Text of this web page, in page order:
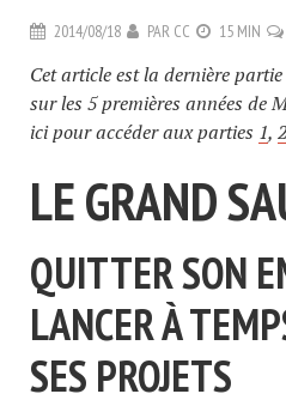
2014/08/18 PAR CC 15 MIN
Cet article est la dernière
sur les 5 premières années de
ici pour accéder aux parties 1, 2
LE GRAND
QUITTER SON
LANCER À
SES PROJETS